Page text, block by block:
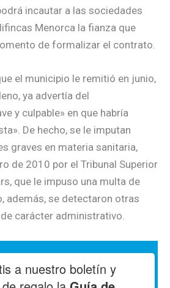
incautar a las sociedades
Menorca la fianza que
de formalizar el contrato.
el municipio le remitió en junio,
ya advertía del
y culpable» en que habría
De hecho, se le imputan
graves en materia sanitaria,
de 2010 por el Tribunal Superior
que le impuso una multa de
además, se detectaron otras
carácter administrativo.